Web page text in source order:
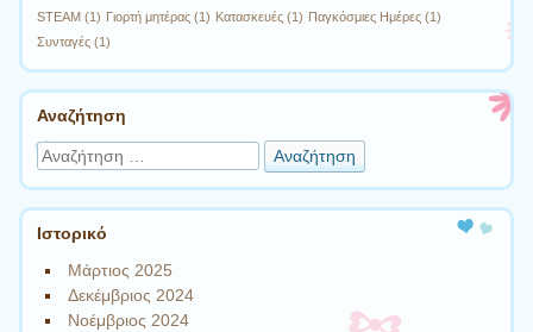
STEAM (1) Γιορτή μητέρας (1) Κατασκευές (1) Παγκόσμιες Ημέρες (1)
Συνταγές (1)
Αναζήτηση
Αναζήτηση
Ιστορικό
Μάρτιος 2025
Δεκέμβριος 2024
Νοέμβριος 2024